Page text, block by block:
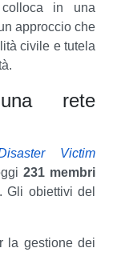
in una
approccio che
civile e tutela
rete
Victim
231 membri
Gli obiettivi del
la gestione dei